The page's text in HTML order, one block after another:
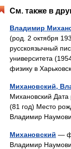
См. также в
Владимир
(род. 2 октября
русскоязычный
университета
физику в
Михановский,
Михановский
(81 год) Место
Владимир
Михановский —
Владимир